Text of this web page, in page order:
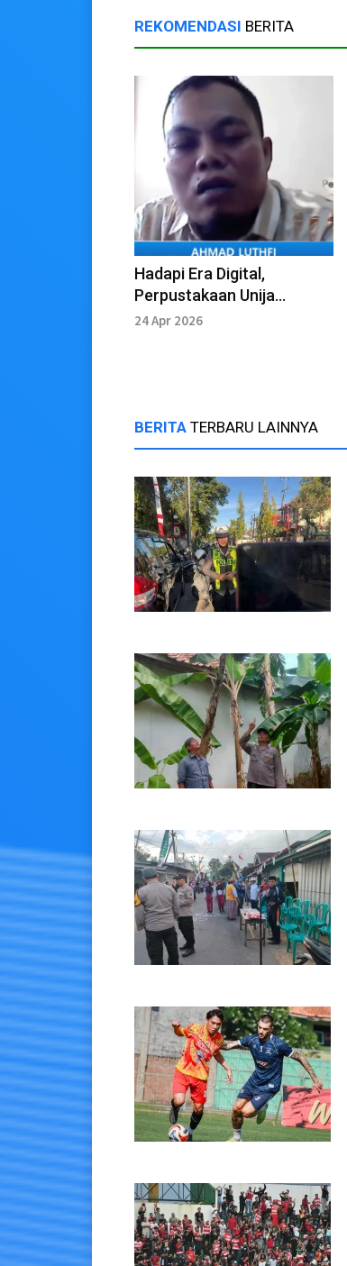
REKOMENDASI BERITA
Hadapi Era Digital,
Perpustakaan Unija
Perkuat Koleksi dan
24 Apr 2026
BERITA TERBARU LAINNYA